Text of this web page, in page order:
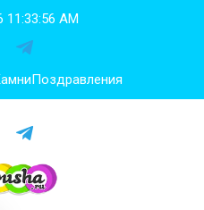
11:33:57 AM
Поздравления